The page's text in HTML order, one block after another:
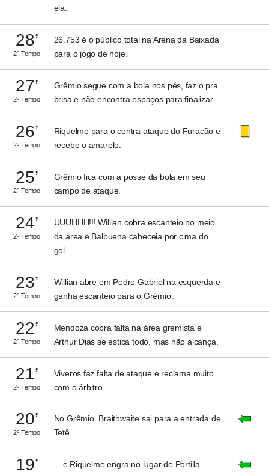
ela.
28’
2º Tempo
26.753 é o público total na Arena da Baixada
para o jogo de hoje.
27’
2º Tempo
Grêmio segue com a bola nos pés, faz o pra
brisa e não encontra espaços para finalizar.
26’
2º Tempo
Riquelme para o contra ataque do Furacão e
recebe o amarelo.
25’
2º Tempo
Grêmio fica com a posse da bola em seu
campo de ataque.
24’
2º Tempo
UUUHHH!!! Willian cobra escanteio no meio
da área e Balbuena cabeceia por cima do
gol.
23’
2º Tempo
Willian abre em Pedro Gabriel na esquerda e
ganha escanteio para o Grêmio.
22’
2º Tempo
Mendoza cobra falta na área gremista e
Arthur Dias se estica todo, mas não alcança.
21’
2º Tempo
Viveros faz falta de ataque e reclama muito
com o árbitro.
20’
2º Tempo
No Grêmio. Braithwaite sai para a entrada de
Tetê.
19’ ... e Riquelme engra no lugar de Portilla.